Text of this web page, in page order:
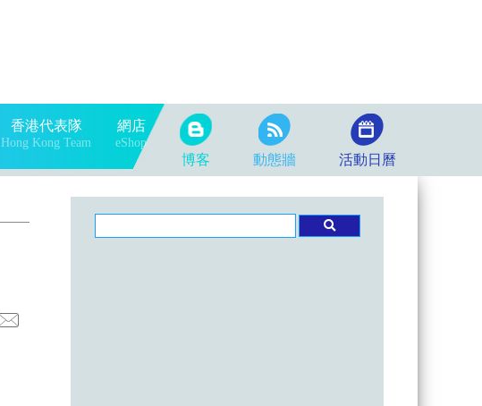
香港代表隊
Hong Kong Team
網店
eShop
博客 動態牆 活動日曆